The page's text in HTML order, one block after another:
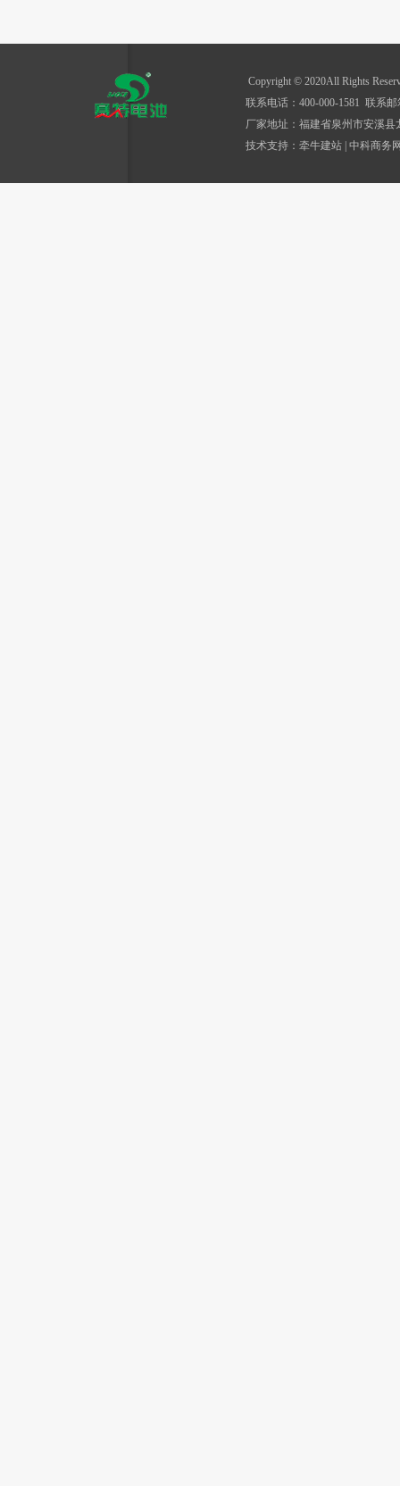
Copyright © 2020All Rights
联系电话：400-000-1581 联系邮
厂家地址：福建省泉州市安溪县
技术支持： 牵牛建站 中科商务